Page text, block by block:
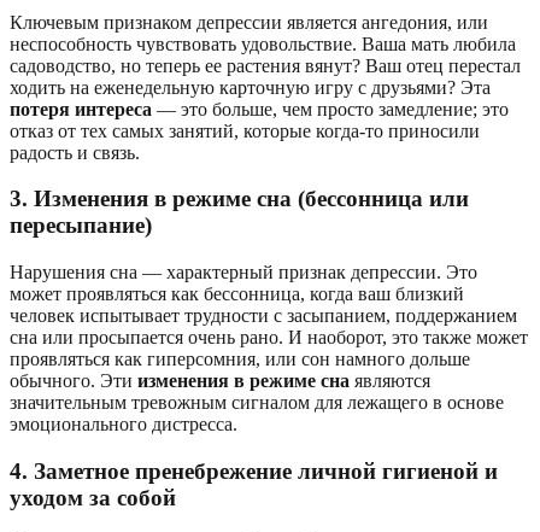
Ключевым признаком депрессии является ангедония, или
неспособность чувствовать удовольствие. Ваша мать любила
садоводство, но теперь ее растения вянут? Ваш отец перестал
ходить на еженедельную карточную игру с друзьями? Эта
потеря интереса — это больше, чем просто замедление; это
отказ от тех самых занятий, которые когда-то приносили
радость и связь.
3. Изменения в режиме сна (бессонница или
пересыпание)
Нарушения сна — характерный признак депрессии. Это
может проявляться как бессонница, когда ваш близкий
человек испытывает трудности с засыпанием, поддержанием
сна или просыпается очень рано. И наоборот, это также может
проявляться как гиперсомния, или сон намного дольше
обычного. Эти изменения в режиме сна являются
значительным тревожным сигналом для лежащего в основе
эмоционального дистресса.
4. Заметное пренебрежение личной гигиеной и
уходом за собой